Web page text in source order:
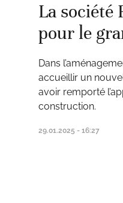
La société
pour le
Dans
accueillir un
avoir remporté
construction.
29.01.2025 - 16:27